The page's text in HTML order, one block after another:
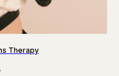
Therapy